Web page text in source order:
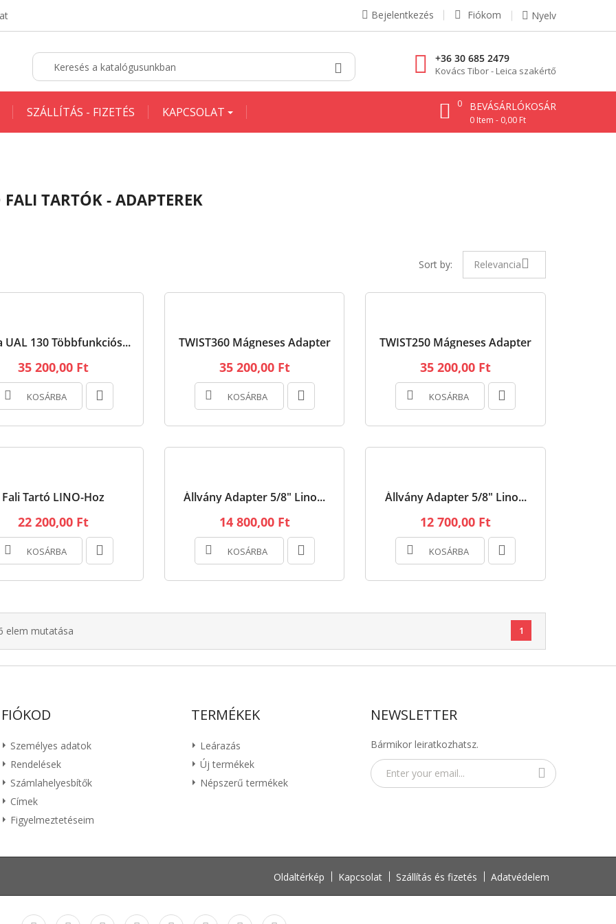
Nyelv
Fiókom
Bejelentkezés
+36 30 685 2479
Kovács Tibor - Leica szakértő
BEVÁSÁRLÓKOSÁR
0 Item - 0,00 Ft
0
SZÁLLÍTÁS - FIZETÉS KAPCSOLAT
TARTÓK - ADAPTEREK
Sort by: Relevancia
UAL 130 Többfunkciós...
35 200,00 Ft
KOSÁRBA
TWIST360 Mágneses Adapter
35 200,00 Ft
KOSÁRBA
TWIST250 Mágneses Adapter
35 200,00 Ft
KOSÁRBA
Fali Tartó LINO-Hoz
22 200,00 Ft
KOSÁRBA
Állvány Adapter 5/8" Lino...
14 800,00 Ft
KOSÁRBA
Állvány Adapter 5/8" Lino...
12 700,00 Ft
KOSÁRBA
elem mutatása 1
FIÓKOD
Személyes adatok
Rendelések
Számlahelyesbítők
Címek
Figyelmeztetéseim
TERMÉKEK
Leárazás
Új termékek
Népszerű termékek
NEWSLETTER
Bármikor leiratkozhatsz.
Oldaltérkép Kapcsolat Szállítás és fizetés Adatvédelem